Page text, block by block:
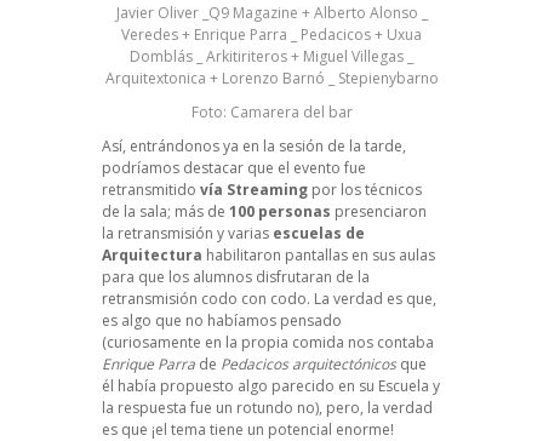
Javier Oliver _Q9 Magazine + Alberto Alonso _
Veredes + Enrique Parra _ Pedacicos + Uxua
Domblás _ Arkitiriteros + Miguel Villegas _
Arquitextonica + Lorenzo Barnó _ Stepienybarno
Foto: Camarera del bar
Así, entrándonos ya en la sesión de la tarde,
podríamos destacar que el evento fue
retransmitido vía Streaming por los técnicos
de la sala; más de 100 personas presenciaron
la retransmisión y varias escuelas de
Arquitectura habilitaron pantallas en sus aulas
para que los alumnos disfrutaran de la
retransmisión codo con codo. La verdad es que,
es algo que no habíamos pensado
(curiosamente en la propia comida nos contaba
Enrique Parra de Pedacicos arquitectónicosque
él había propuesto algo parecido en su Escuela y
la respuesta fue un rotundo no), pero, la verdad
es que ¡el tema tiene un potencial enorme!